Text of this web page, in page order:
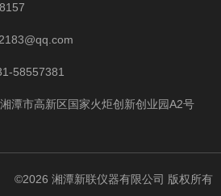
58557381
潭市高新区国家火炬创新创业园A2号
©2026 湘潭新联仪器有限公司 版权所